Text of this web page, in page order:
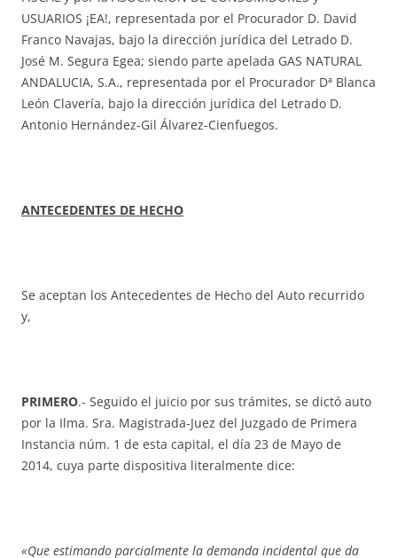
USUARIOS ¡EA!, representada por el Procurador D. David
Franco Navajas, bajo la dirección jurídica del Letrado D.
José M. Segura Egea; siendo parte apelada GAS NATURAL
ANDALUCIA, S.A., representada por el Procurador Dª Blanca
León Clavería, bajo la dirección jurídica del Letrado D.
Antonio Hernández-Gil Álvarez-Cienfuegos.
ANTECEDENTES DE HECHO
Se aceptan los Antecedentes de Hecho del Auto recurrido
y,
PRIMERO.- Seguido el juicio por sus trámites, se dictó auto
por la Ilma. Sra. Magistrada-Juez del Juzgado de Primera
Instancia núm. 1 de esta capital, el día 23 de Mayo de
2014, cuya parte dispositiva literalmente dice:
«Que estimando parcialmente la demanda incidental que da